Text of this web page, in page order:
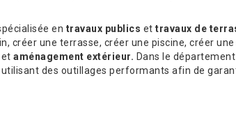
en travaux publics et travaux de
créer une terrasse, créer une piscine, créer
et aménagement extérieur. Dans le
des outillages performants afin de